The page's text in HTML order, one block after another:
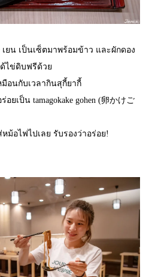
ยน เป็นเซ็ตมาพร้อมข้าว และผักดอง
ไข่ดิบฟรีด้วย
มือนกับเวลากินสุกี้ยากี้
เป็น tamagokake gohen (卵かけご
ม้อไฟไปเลย รับรองว่าอร่อย!